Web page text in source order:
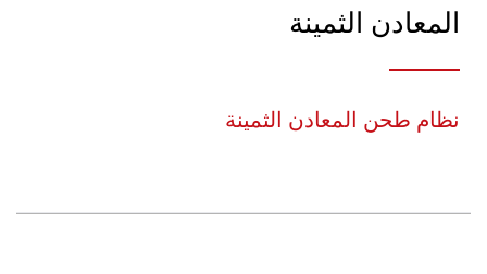
المعادن الثمينة
نظام طحن المعادن الثمينة